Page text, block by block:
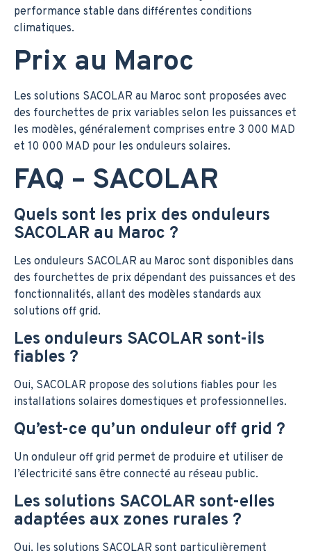
performance stable dans différentes conditions
climatiques.
Prix au Maroc
Les solutions SACOLAR au Maroc sont proposées avec
des fourchettes de prix variables selon les puissances et
les modèles, généralement comprises entre 3 000 MAD
et 10 000 MAD pour les onduleurs solaires.
FAQ – SACOLAR
Quels sont les prix des onduleurs
SACOLAR au Maroc ?
Les onduleurs SACOLAR au Maroc sont disponibles dans
des fourchettes de prix dépendant des puissances et des
fonctionnalités, allant des modèles standards aux
solutions off grid.
Les onduleurs SACOLAR sont-ils
fiables ?
Oui, SACOLAR propose des solutions fiables pour les
installations solaires domestiques et professionnelles.
Qu’est-ce qu’un onduleur off grid ?
Un onduleur off grid permet de produire et utiliser de
l’électricité sans être connecté au réseau public.
Les solutions SACOLAR sont-elles
adaptées aux zones rurales ?
Oui, les solutions SACOLAR sont particulièrement